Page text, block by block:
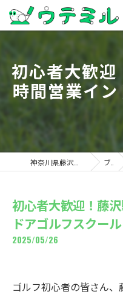
初心者大歓
時間営業イ
ブログ
初心者大歓迎！藤
ドアゴルフスクール
2025/05/26
ゴルフ初心者の皆さん